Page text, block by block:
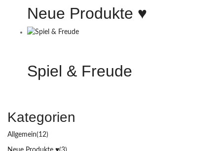
Neue Produkte ♥️
Spiel & Freude
Kategorien
Allgemein(12)